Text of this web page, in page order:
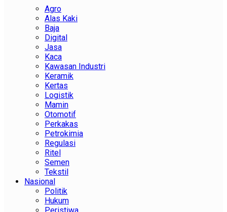
Agro
Alas Kaki
Baja
Digital
Jasa
Kaca
Kawasan Industri
Keramik
Kertas
Logistik
Mamin
Otomotif
Perkakas
Petrokimia
Regulasi
Ritel
Semen
Tekstil
Nasional
Politik
Hukum